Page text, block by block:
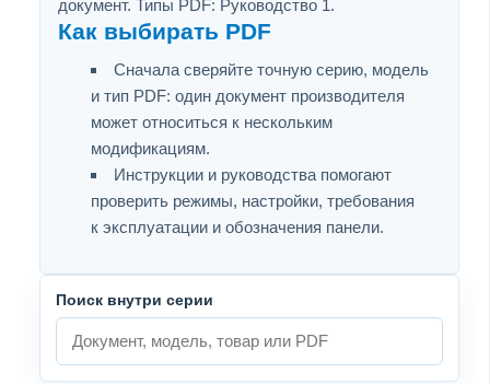
документ. Типы PDF: Руководство 1.
Как выбирать PDF
Сначала сверяйте точную серию, модель
и тип PDF: один документ производителя
может относиться к нескольким
модификациям.
Инструкции и руководства помогают
проверить режимы, настройки, требования
к эксплуатации и обозначения панели.
Поиск внутри серии